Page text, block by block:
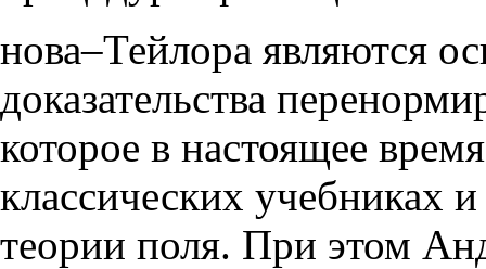
нова–Тейлора являются
доказательства
которое в настоящее
классических учебниках
теории поля. При этом